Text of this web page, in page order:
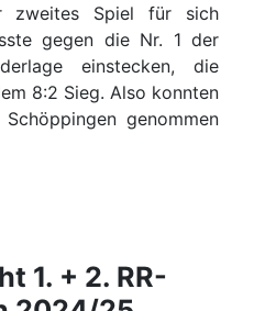
zweites Spiel für sich
gegen die Nr. 1 der
einstecken, die
8:2 Sieg. Also konnten
genommen
1. + 2. RR-